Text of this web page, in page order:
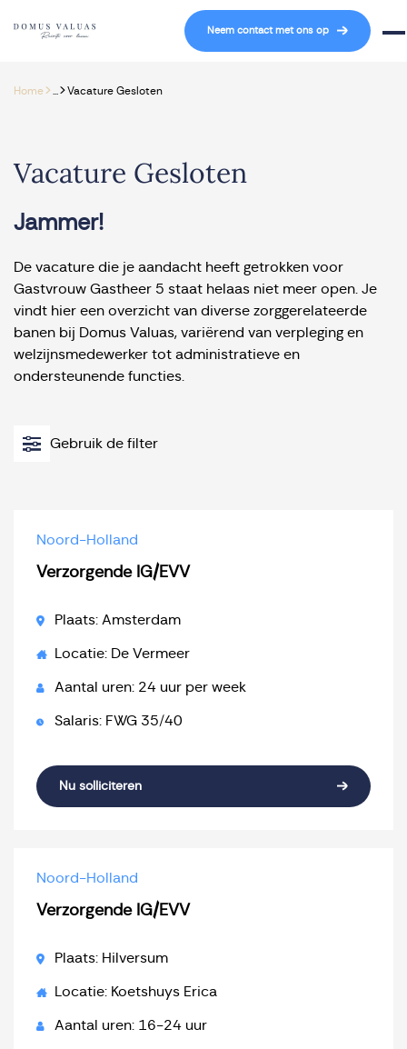
Navigatie overslaan
Neem contact met ons op
Home> >Vacature Gesloten
Vacature Gesloten
Jammer!
De vacature die je aandacht heeft getrokken voor
Gastvrouw Gastheer 5 staat helaas niet meer open. Je
vindt hier een overzicht van diverse zorggerelateerde
banen bij Domus Valuas, variërend van verpleging en
welzijnsmedewerker tot administratieve en
ondersteunende functies.
Gebruik de filter
Noord-Holland
Verzorgende IG/EVV
Plaats: Amsterdam
Locatie: De Vermeer
Aantal uren: 24 uur per week
Salaris: FWG 35/40
Nu solliciteren
Noord-Holland
Verzorgende IG/EVV
Plaats: Hilversum
Locatie: Koetshuys Erica
Aantal uren: 16-24 uur